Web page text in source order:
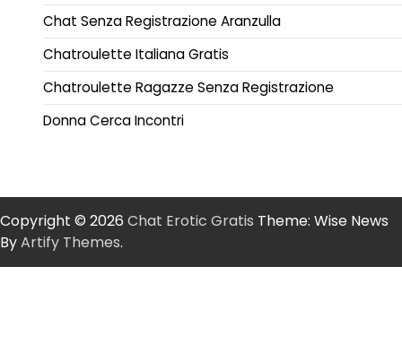
Chat Senza Registrazione Aranzulla
Chatroulette Italiana Gratis
Chatroulette Ragazze Senza Registrazione
Donna Cerca Incontri
Copyright © 2026 Chat Erotic Gratis Theme: Wise News
ByArtify Themes.